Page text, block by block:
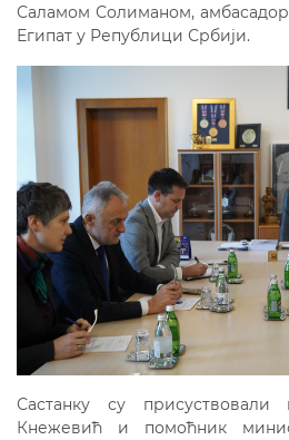
Саламом Солиманом,
Египат у Републици Србији.
Састанку су
Кнежевић и помоћник